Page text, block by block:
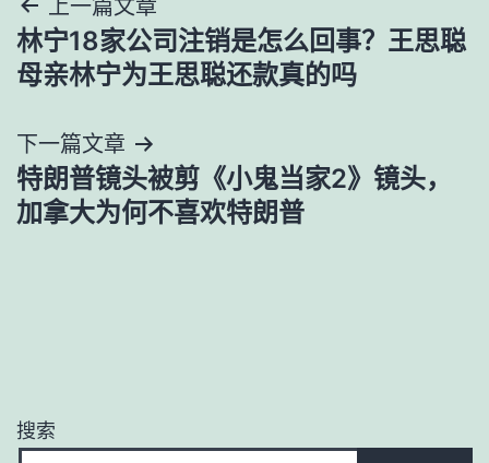
文
章
航
林宁18家公司注销是怎么回事？王思聪
母亲林宁为王思聪还款真的吗
下一篇文章
特朗普镜头被剪《小鬼当家2》镜头，
加拿大为何不喜欢特朗普
搜索